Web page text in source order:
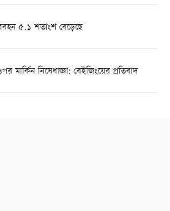
৫.১ শতাংশ বেড়েছে
মার্কিন নিষেধাজ্ঞা: বেইজিংয়ের প্রতিবাদ